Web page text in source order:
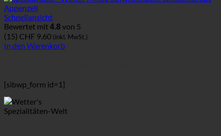
Schnellansicht
Bewertet mit 4.8 von 5
(15) CHF 9.60 (inkl. MwSt.)
In den Warenkorb
[sibwp_form id=1]